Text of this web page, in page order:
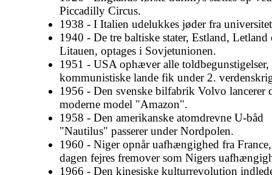
Piccadilly Circus.
1938 - I Italien udelukkes jøder fra
1940 - De tre baltiske stater, Estland, Letland
Litauen, optages i Sovjetunionen.
1951 - USA ophæver alle toldbegunstigelser,
kommunistiske lande fik under 2.
1956 - Den svenske bilfabrik Volvo lancerer
moderne model "Amazon".
1958 - Den amerikanske atomdrevne U-båd
"Nautilus" passerer under Nordpolen.
1960 - Niger opnår uafhængighed fra
dagen fejres fremover som Nigers
1966 - Den kinesiske kulturrevolution